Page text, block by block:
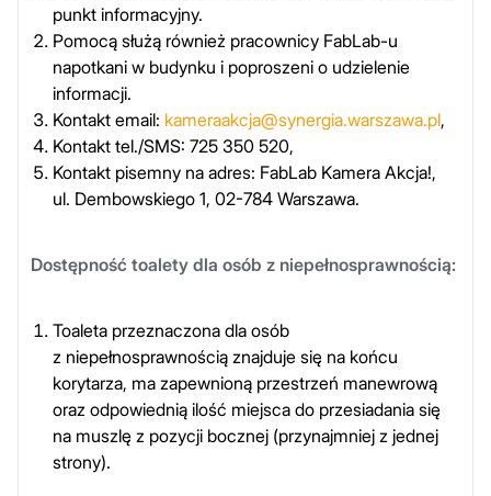
punkt informacyjny.
Pomocą służą również pracownicy FabLab-u
napotkani w budynku i poproszeni o udzielenie
informacji.
Kontakt email: kameraakcja@synergia.warszawa.pl,
Kontakt tel./SMS: 725 350 520,
Kontakt pisemny na adres: FabLab Kamera Akcja!,
ul. Dembowskiego 1, 02-784 Warszawa.
Dostępność toalety dla osób z niepełnosprawnością:
Toaleta przeznaczona dla osób
z niepełnosprawnością znajduje się na końcu
korytarza, ma zapewnioną przestrzeń manewrową
oraz odpowiednią ilość miejsca do przesiadania się
na muszlę z pozycji bocznej (przynajmniej z jednej
strony).